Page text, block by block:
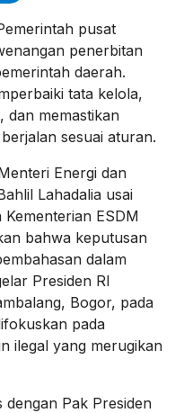
pusat
penerbitan
daerah.
tata kelola,
dan memastikan
sesuai aturan.
Energi dan
Lahadalia usai
ESDM
bahwa keputusan
dalam
Presiden RI
Bogor, pada
pada
ilegal yang merugikan
dengan Pak Presiden